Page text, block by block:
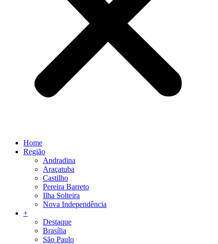
Home
Região
Andradina
Araçatuba
Castilho
Pereira Barreto
Ilha Solteira
Nova Independência
+
Destaque
Brasília
São Paulo